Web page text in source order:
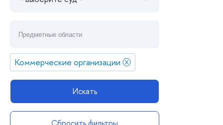
Коммерческие организации ⓧ
Искать